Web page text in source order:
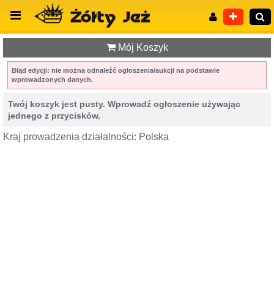
Mój Koszyk
Błąd edycji: nie można odnaleźć ogłoszenia/aukcji na podstawie
wprowadzonych danych.
Twój koszyk jest pusty. Wprowadź ogłoszenie używając
jednego z przycisków.
Kraj prowadzenia działalności: Polska